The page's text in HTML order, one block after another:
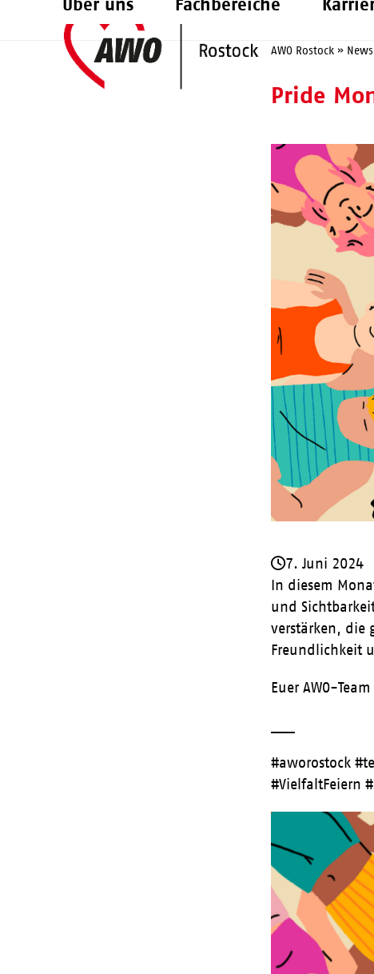
Über uns Fachbereiche
AWO Rostock » News
Pride
7. Juni 2024
In diesem
und
verstärken, die
Freundlichkeit
Euer AWO-
#aworostock
#VielfaltFeiern